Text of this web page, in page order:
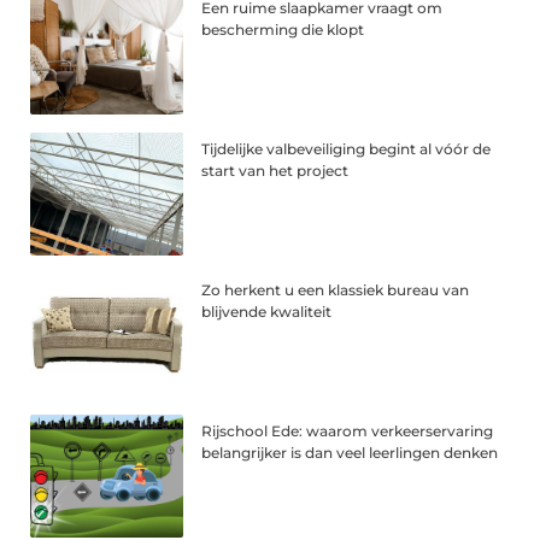
Een ruime slaapkamer vraagt om
bescherming die klopt
Tijdelijke valbeveiliging begint al vóór de
start van het project
Zo herkent u een klassiek bureau van
blijvende kwaliteit
Rijschool Ede: waarom verkeerservaring
belangrijker is dan veel leerlingen denken